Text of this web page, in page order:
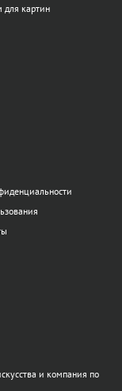
для картин
и компания по